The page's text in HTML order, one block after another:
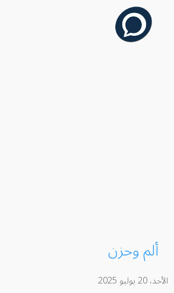
ألم وحزن
الأحد، 20 يوليو 2025